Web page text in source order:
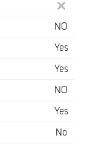
NO
Yes
Yes
NO
Yes
No